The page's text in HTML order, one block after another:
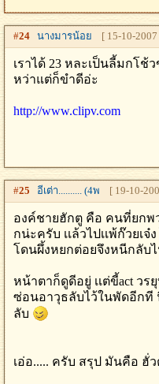
#24 นางมารน้อย [ 15-10-2007
เราได้ 23 หละเป็นลี้มกโ
หว่าแต่ก็ขำดีอ่ะ
http://www.clipv.com
#25 อีเต่า.......... (4พ [ 19-10-
องค์ชายฮักตู คือ คนที่ยกพ
กน่ะครับ เเล้วไปเเพ้ก๊วยเจ๋
โดนผึ้งหยกต่อยจึงหนีกลับไ
หน้าตาก็ดูดีอยู่ เเต่ขี้act วร
ซ่อนอาวุธลับไว้ในพัดอีกที
ลับ
เอ่อ..... ครับ สรุป มันคือ ฮั่